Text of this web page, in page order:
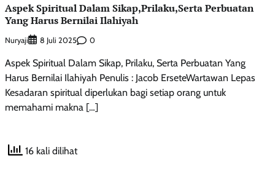
Aspek Spiritual Dalam Sikap,Prilaku,Serta Perbuatan
Yang Harus Bernilai Ilahiyah
Nuryaji 8 Juli 2025 0
Aspek Spiritual Dalam Sikap, Prilaku, Serta Perbuatan Yang
Harus Bernilai Ilahiyah Penulis : Jacob ErseteWartawan Lepas
Kesadaran spiritual diperlukan bagi setiap orang untuk
memahami makna […]
16 kali dilihat